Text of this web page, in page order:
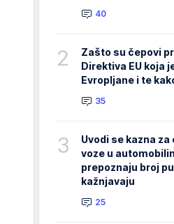
40
2
Zašto su čepovi
Direktiva EU koja
Evropljane i te
35
3
Uvodi se kazna
voze u
prepoznaju broj
kažnjavaju
25